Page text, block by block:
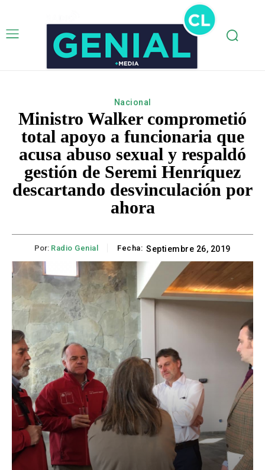
Nacional
Ministro Walker comprometió
total apoyo a funcionaria que
acusa abuso sexual y respaldó
gestión de Seremi Henríquez
descartando desvinculación por
ahora
Por: Radio Genial Fecha: Septiembre 26, 2019